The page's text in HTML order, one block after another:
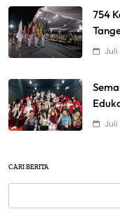
754
Juli
Juli
CARI BERITA